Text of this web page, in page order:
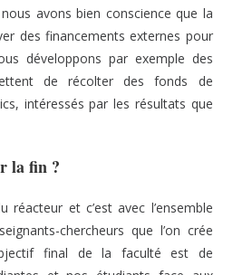
avons bien conscience que la
des financements externes pour
développons par exemple des
de récolter des fonds de
intéressés par les résultats que
la fin ?
et c’est avec l’ensemble
chercheurs que l’on crée
final de la faculté est de